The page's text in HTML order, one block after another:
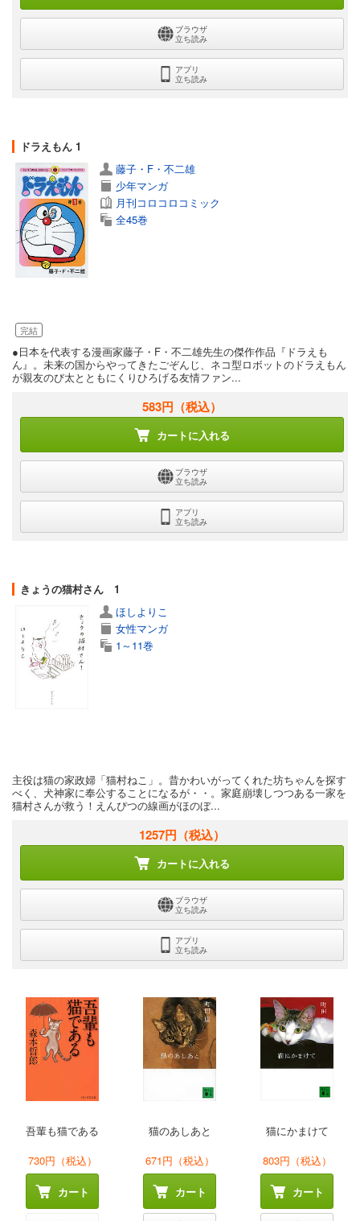
ブラウザ
立ち読み
アプリ
立ち読み
ドラえもん 1
完結
藤子・F・不二雄
少年マンガ
月刊コロコロコミック
全45巻
●日本を代表する漫画家藤子・F・不二雄先生の傑作作品『ドラえも
ん』。未来の国からやってきたごぞんじ、ネコ型ロボットのドラえもん
が親友のび太とともにくりひろげる友情ファン...
583円 （税込）
カートに入れる
ブラウザ
立ち読み
アプリ
立ち読み
きょうの猫村さん 1
ほしよりこ
女性マンガ
1～11巻
主役は猫の家政婦「猫村ねこ」。昔かわいがってくれた坊ちゃんを探す
べく、犬神家に奉公することになるが・・。家庭崩壊しつつある一家を
猫村さんが救う！えんぴつの線画がほのぼ...
1257円 （税込）
カートに入れる
ブラウザ
立ち読み
アプリ
立ち読み
吾輩も猫である
730円（税込）
カート
猫のあしあと
671円（税込）
カート
猫にかまけて
803円（税込）
カート